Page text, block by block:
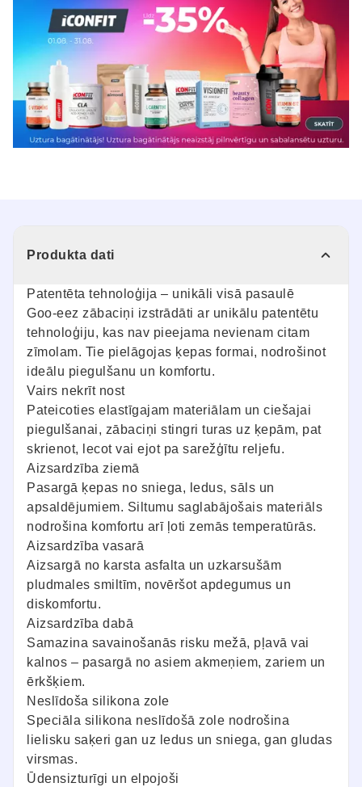
Produkta dati
Patentēta tehnoloģija – unikāli visā pasaulē
Goo-eez zābaciņi izstrādāti ar unikālu patentētu
tehnoloģiju, kas nav pieejama nevienam citam
zīmolam. Tie pielāgojas ķepas formai, nodrošinot
ideālu piegulšanu un komfortu.
Vairs nekrīt nost
Pateicoties elastīgajam materiālam un ciešajai
piegulšanai, zābaciņi stingri turas uz ķepām, pat
skrienot, lecot vai ejot pa sarežģītu reljefu.
Aizsardzība ziemā
Pasargā ķepas no sniega, ledus, sāls un
apsaldējumiem. Siltumu saglabājošais materiāls
nodrošina komfortu arī ļoti zemās temperatūrās.
Aizsardzība vasarā
Aizsargā no karsta asfalta un uzkarsušām
pludmales smiltīm, novēršot apdegumus un
diskomfortu.
Aizsardzība dabā
Samazina savainošanās risku mežā, pļavā vai
kalnos – pasargā no asiem akmeņiem, zariem un
ērkšķiem.
Neslīdoša silikona zole
Speciāla silikona neslīdošā zole nodrošina
lielisku saķeri gan uz ledus un sniega, gan gludas
virsmas.
Ūdensizturīgi un elpojoši